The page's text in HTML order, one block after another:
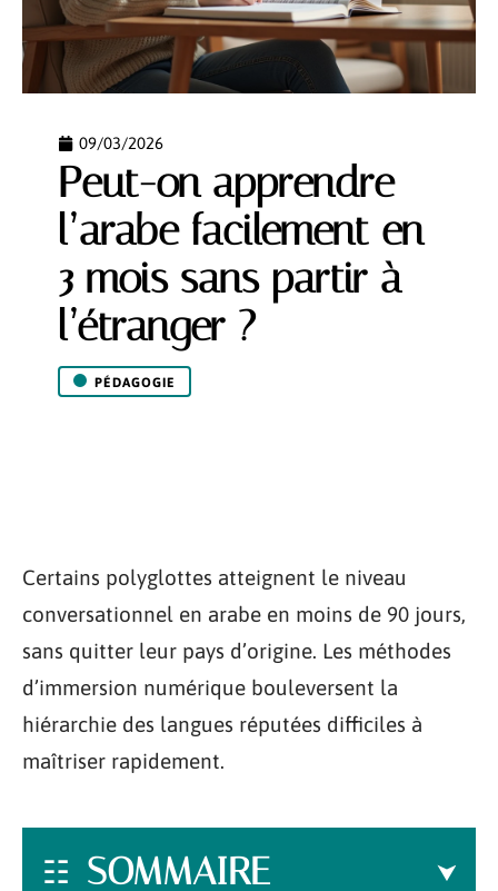
09/03/2026
Peut-on apprendre
l’arabe facilement en
3 mois sans partir à
l’étranger ?
PÉDAGOGIE
Certains polyglottes atteignent le niveau
conversationnel en arabe en moins de 90 jours,
sans quitter leur pays d’origine. Les méthodes
d’immersion numérique bouleversent la
hiérarchie des langues réputées difficiles à
maîtriser rapidement.
SOMMAIRE